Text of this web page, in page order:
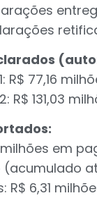
77,16
131,03
em
(acumulado
6,31